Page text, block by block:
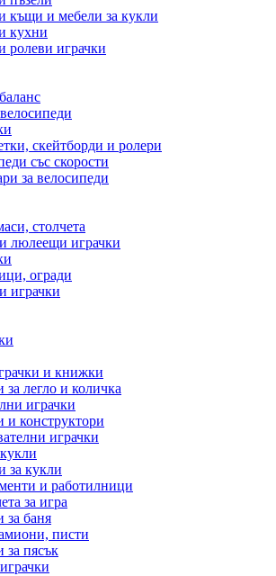
къщи и мебели за кукли
кухни
ролеви играчки
скейтборди и ролери
със скорости
за велосипеди
столчета
люлеещи играчки
огради
играчки
и книжки
за легло и количка
играчки
и конструктори
играчки
за кукли
и работилници
за игра
за баня
писти
за пясък